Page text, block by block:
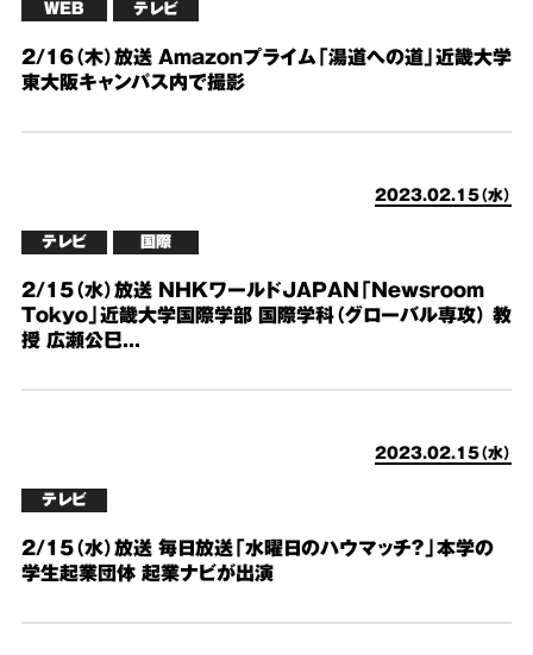
WEB テレビ
2/16（木）放送 Amazonプライム「湯道への道」近畿大学
東大阪キャンパス内で撮影
2023.02.15（水）
テレビ 国際
2/15（水）放送 NHKワールドJAPAN「Newsroom
Tokyo」近畿大学国際学部 国際学科（グローバル専攻） 教
授 広瀬公巳...
2023.02.15（水）
テレビ
2/15（水）放送 毎日放送「水曜日のハウマッチ？」本学の
学生起業団体 起業ナビが出演